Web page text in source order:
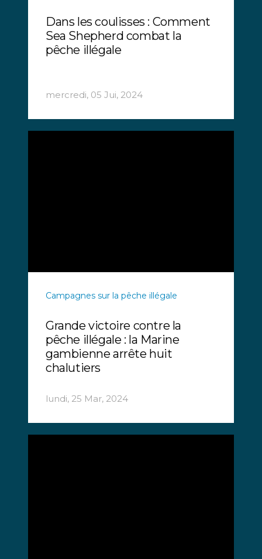
Dans les coulisses : Comment
Sea Shepherd combat la
pêche illégale
mercredi, 05 Jui, 2024
Campagnes sur la pêche illégale
Grande victoire contre la
pêche illégale : la Marine
gambienne arrête huit
chalutiers
lundi, 25 Mar, 2024